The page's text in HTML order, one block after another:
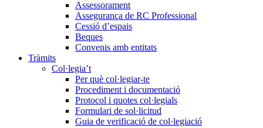
Assessorament
Assegurança de RC Professional
Cessió d’espais
Beques
Convenis amb entitats
Tràmits
Col·legia’t
Per què col·legiar-te
Procediment i documentació
Protocol i quotes col·legials
Formulari de sol·licitud
Guia de verificació de col·legiació